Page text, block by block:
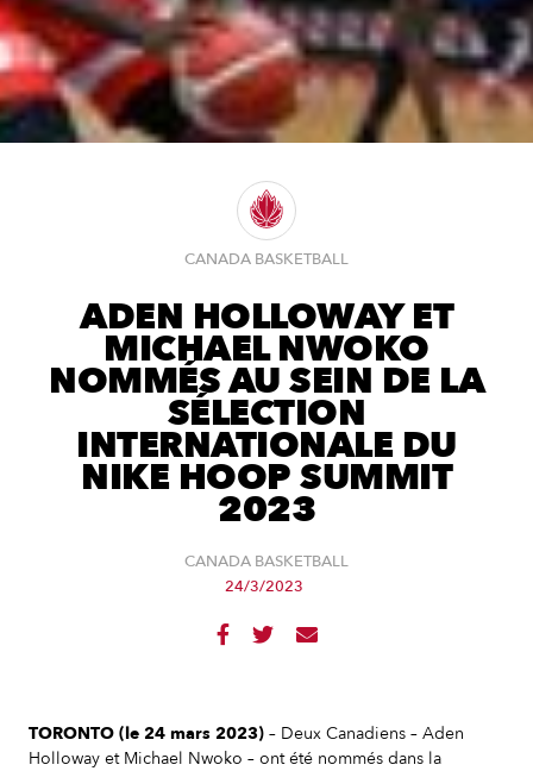
CANADA BASKETBALL
ADEN HOLLOWAY ET
MICHAEL NWOKO
NOMMÉS AU SEIN DE LA
SÉLECTION
INTERNATIONALE DU
NIKE HOOP SUMMIT
2023
CANADA BASKETBALL
24/3/2023
  
TORONTO (le 24 mars 2023) – Deux Canadiens – Aden
Holloway et Michael Nwoko – ont été nommés dans la